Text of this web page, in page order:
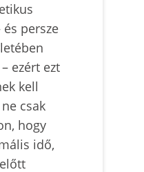
persze
ezért ezt
kell
csak
hogy
idő,